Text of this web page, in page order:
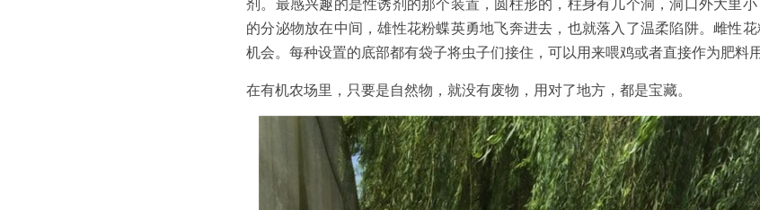
剂。最感兴趣的是性诱剂的那个装置，圆柱形的，柱身有几个洞，洞口外大里
的分泌物放在中间，雄性花粉蝶英勇地飞奔进去，也就落入了温柔陷阱。雌性
机会。每种设置的底部都有袋子将虫子们接住，可以用来喂鸡或者直接作为肥料
在有机农场里，只要是自然物，就没有废物，用对了地方，都是宝藏。